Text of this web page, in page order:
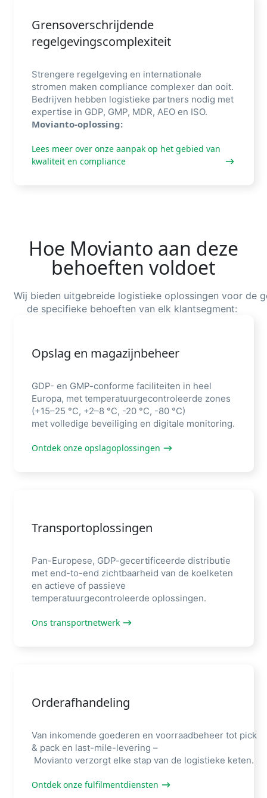
Grensoverschrijdende
regelgevingscomplexiteit
Strengere regelgeving en internationale
stromen maken compliance complexer dan ooit.
Bedrijven hebben logistieke partners nodig met
expertise in GDP, GMP, MDR, AEO en ISO.
Movianto-oplossing:
Lees meer over onze aanpak op het gebied van
kwaliteit en compliance
Hoe Movianto aan deze
behoeften voldoet
Wij bieden uitgebreide logistieke oplossingen voorde
de specifieke behoeften van elk klantsegment:
Opslag en magazijnbeheer
GDP- en GMP-conforme faciliteiten in heel
Europa, met temperatuurgecontroleerde zones
(+15–25 °C, +2–8 °C, -20 °C, -80 °C)
met volledige beveiliging en digitale monitoring.
Ontdek onze opslagoplossingen
Transportoplossingen
Pan-Europese, GDP-gecertificeerde distributie
met end-to-end zichtbaarheid van de koelketen
en actieve of passieve
temperatuurgecontroleerde oplossingen.
Ons transportnetwerk
Orderafhandeling
Van inkomende goederen en voorraadbeheer totpick
& pack en last-mile-levering –
Movianto verzorgt elke stapvan de logistieke keten.
Ontdek onze fulfilmentdiensten